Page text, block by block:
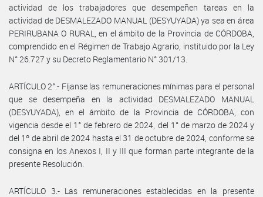
actividad de los trabajadores que desempeñen tareas en la
actividad de DESMALEZADO MANUAL (DESYUYADA) ya sea en área
PERIRUBANA O RURAL, en el ámbito de la Provincia de CÓRDOBA,
comprendido en el Régimen de Trabajo Agrario, instituido por la Ley
N° 26.727 y su Decreto Reglamentario N° 301/13.
ARTÍCULO 2°.- Fíjanse las remuneraciones mínimas para el personal
que se desempeña en la actividad DESMALEZADO MANUAL
(DESYUYADA), en el ámbito de la Provincia de CÓRDOBA, con
vigencia desde el 1° de febrero de 2024, del 1° de marzo de 2024 y
del 1º de abril de 2024 hasta el 31 de octubre de 2024, conforme se
consigna en los Anexos I, II y III que forman parte integrante de la
presente Resolución.
ARTÍCULO 3.- Las remuneraciones establecidas en la presente